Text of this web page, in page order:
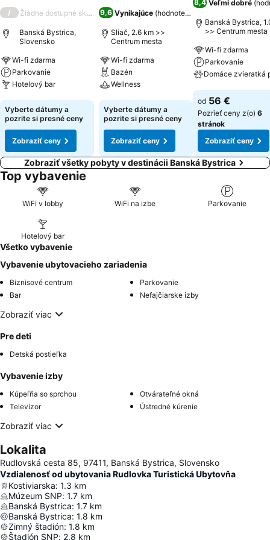
/ Žiadne dostupné skóre
Banská Bystrica,
Slovensko
Wi-fi zdarma
Parkovanie
Hotelový bar
Zobraziť ceny
Vyberte dátumy a
pozrite si presné ceny
Zobraziť ceny
9,6 Vynikajúce (hodnotenia: 4 432
Sliač, 2.6 km >>
Centrum mesta
Wi-fi zdarma
Bazén
Wellness
Zobraziť ceny
Vyberte dátumy a
pozrite si presné ceny
Zobraziť ceny
8,4 Veľmi dobré (
Banská Bystrica,
>> Centrum mesta
Wi-fi zdarma
Parkovanie
Zobraziť ceny
od 56 €
Pozrieť ceny z(o) 6
stránok
Zobraziť ceny
Zobraziť všetky pobyty v destinácii Banská Bystrica
Top vybavenie
WiFi v lobby WiFi na izbe Parkovanie
Hotelový bar
Všetko vybavenie
Vybavenie ubytovacieho zariadenia
Biznisové centrum
Parkovanie
Bar
Nefajčiarske izby
Zobraziť viac
Pre deti
Detská postieľka
Vybavenie izby
Kúpeľňa so sprchou
Otvárateľné okná
Televízor
Ústredné kúrenie
Zobraziť viac
Lokalita
Rudlovská cesta 85, 97411, Banská Bystrica, Slovensko
Vzdialenosť od ubytovania Rudlovka Turistická Ubytovňa
Kostiviarska: 1.3 km
Múzeum SNP: 1.7 km
Banská Bystrica: 1.7 km
Banská Bystrica: 1.8 km
Zimný štadión: 1.8 km
Štadión SNP: 2.8 km